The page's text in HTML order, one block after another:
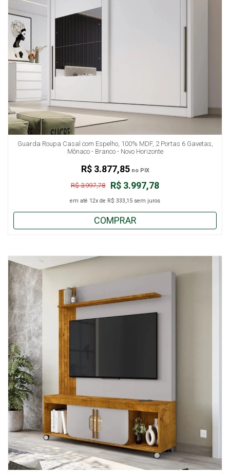
Guarda Roupa Casal com Espelho, 100% MDF, 2 Portas 6 Gavetas,
Mônaco - Branco - Novo Horizonte
R$ 3.997,78
R$ 3.997,78
em até 12x de R$ 333,15 sem juros
R$ 3.877,85no PIX
COMPRAR